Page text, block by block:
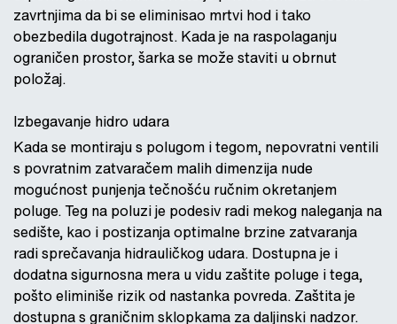
zavrtnjima da bi se eliminisao mrtvi hod i tako
obezbedila dugotrajnost. Kada je na raspolaganju
ograničen prostor, šarka se može staviti u obrnut
položaj.
Izbegavanje hidro udara
Kada se montiraju s polugom i tegom, nepovratni ventili
s povratnim zatvaračem malih dimenzija nude
mogućnost punjenja tečnošću ručnim okretanjem
poluge. Teg na poluzi je podesiv radi mekog naleganja na
sedište, kao i postizanja optimalne brzine zatvaranja
radi sprečavanja hidrauličkog udara. Dostupna je i
dodatna sigurnosna mera u vidu zaštite poluge i tega,
pošto eliminiše rizik od nastanka povreda. Zaštita je
dostupna s graničnim sklopkama za daljinski nadzor.